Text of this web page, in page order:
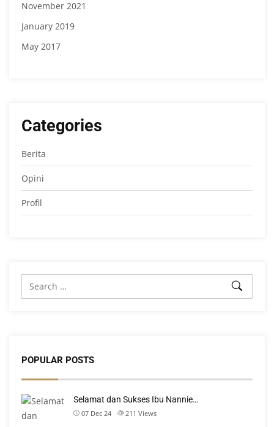
November 2021
January 2019
May 2017
Categories
Berita
Opini
Profil
POPULAR POSTS
Selamat dan Sukses Ibu Nannie…
07 Dec 24 211 Views